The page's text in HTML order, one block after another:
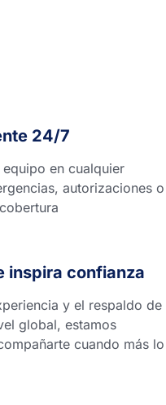
24/7
en cualquier
autorizaciones o
inspira confianza
y el respaldo de
global, estamos
cuando más lo